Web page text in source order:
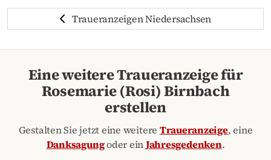
Traueranzeigen Niedersachsen
Eine weitere Traueranzeige für
Rosemarie (Rosi) Birnbach
erstellen
Gestalten Sie jetzt eine weitere Traueranzeige, eine
Danksagungoder einJahresgedenken.